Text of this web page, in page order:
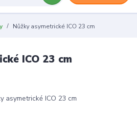
Nůžky asymetrické ICO 23 cm
ICO 23 cm